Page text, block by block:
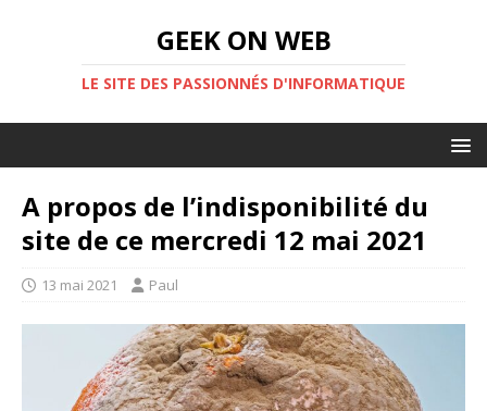
GEEK ON WEB
LE SITE DES PASSIONNÉS D'INFORMATIQUE
A propos de l’indisponibilité du
site de ce mercredi 12 mai 2021
13 mai 2021 Paul